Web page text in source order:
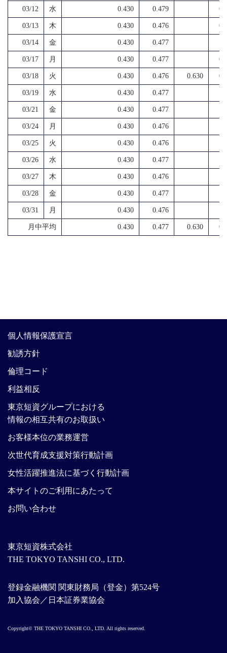
03/12 水 0.430 0.479
03/13 木 0.430 0.476
03/14 金 0.430 0.477
03/17 月 0.430 0.477
03/18 火 0.430 0.476 0.630
03/19 水 0.430 0.477
03/21 金 0.430 0.477
03/24 月 0.430 0.476
03/25 火 0.430 0.476
03/26 水 0.430 0.477
03/27 木 0.430 0.476
03/28 金 0.430 0.477
03/31 月 0.430 0.476
月中平均 0.430 0.477 0.630
東京短資株式会社
THE TOKYO TANSHI CO., LTD.
登録金融機関 関東財務局（登金）第524号
加入協会／日本証券業協会
個人情報保護宣言
勧誘方針
倫理コード
利益相反
東京短資グループにおける
情報の相互共有のお取扱い
お客様本位の業務運営
次世代育成支援対策行動計画
女性活躍推進法に基づく行動計画
本サイトのご利用にあたって
お問い合わせ
Copyright© THE TOKYO TANSHI CO., LTD. All rights reserved.